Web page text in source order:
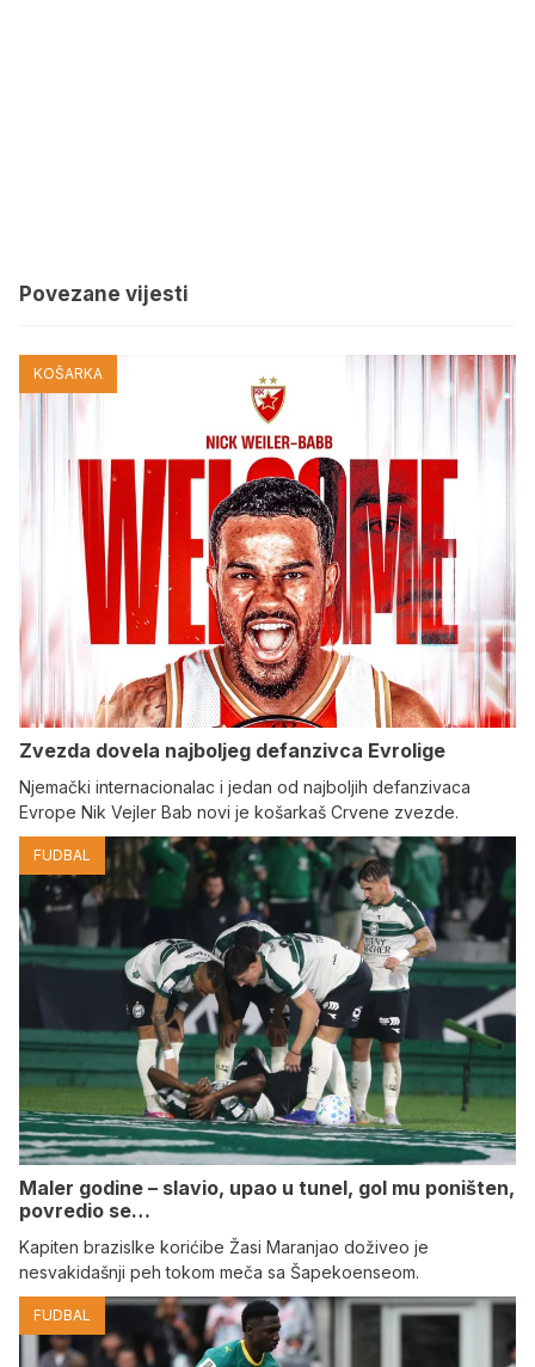
Povezane vijesti
KOŠARKA
Zvezda dovela najboljeg defanzivca Evrolige
Njemački internacionalac i jedan od najboljih defanzivaca
Evrope Nik Vejler Bab novi je košarkaš Crvene zvezde.
FUDBAL
Maler godine – slavio, upao u tunel, gol mu poništen,
povredio se…
Kapiten brazislke korićibe Žasi Maranjao doživeo je
nesvakidašnji peh tokom meča sa Šapekoenseom.
FUDBAL